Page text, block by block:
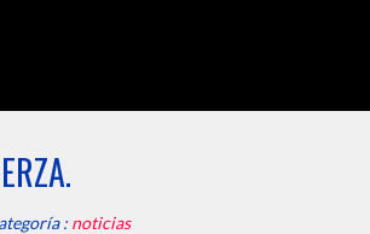
: noticias